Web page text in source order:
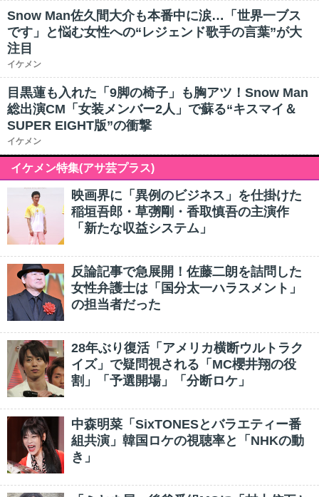
Snow Man佐久間大介も本番中に涙…「世界一ブス
です」と悩む女性への“レジェンド歌手の言葉”が大
注目
イケメン
目黒蓮も入れた「9脚の椅子」も胸アツ！Snow Man
総出演CM「女装メンバー2人」で蘇る“キスマイ＆
SUPER EIGHT版”の衝撃
イケメン
イケメン特集(アサ芸プラス)
映画界に「異例のビジネス」を仕掛けた
稲垣吾郎・草彅剛・香取慎吾の主演作
「新たな収益システム」
反論記事で急展開！佐藤二朗を詰問した
女性弁護士は「国分太一ハラスメント」
の担当者だった
28年ぶり復活「アメリカ横断ウルトラク
イズ」で疑問視される「MC櫻井翔の役
割」「予選開場」「分断ロケ」
中森明菜「SixTONESとバラエティー番
組共演」韓国ロケの視聴率と「NHKの動
き」